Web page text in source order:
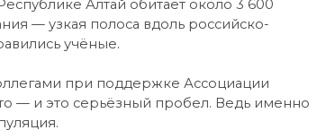
Алтай обитает около 3 600
— узкая полоса вдоль российско-
учёные.
при поддержке Ассоциации
— и это серьёзный пробел. Ведь именно